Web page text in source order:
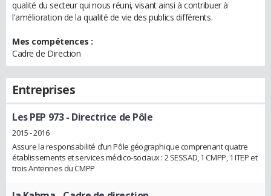
qualité du secteur qui nous réuni, visant ainsi à contribuer à
l'amélioration de la qualité de vie des publics différents.
Mes compétences :
Cadre de Direction
Entreprises
Les PEP 973- Directrice de Pôle
2015 - 2016
Assure la responsabilité d’un Pôle géographique comprenant quatre
établissements et services médico-sociaux : 2 SESSAD, 1 CMPP, 1 ITEP et
trois Antennes du CMPP